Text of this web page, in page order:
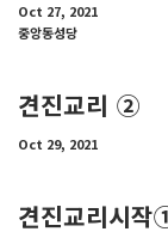
Oct 27, 2021
중앙동성당
견진교리 ②
Oct 29, 2021
견진교리시